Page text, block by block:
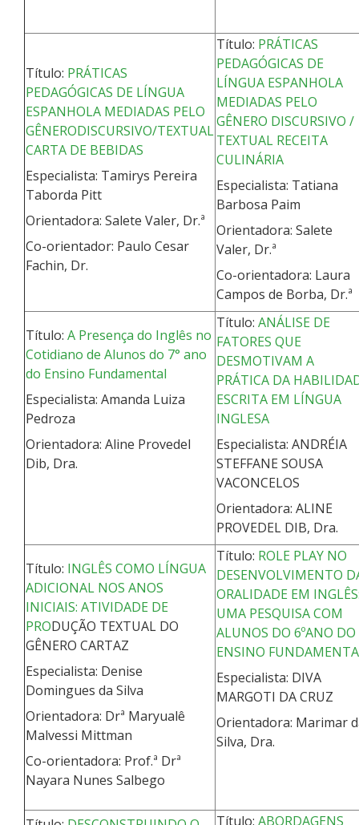
Título: PRÁTICAS
PEDAGÓGICAS DE LÍNGUA
ESPANHOLA MEDIADAS PELO
GÊNERODISCURSIVO/TEXTUAL
CARTA DE BEBIDAS
Especialista: Tamirys Pereira
Taborda Pitt
Orientadora: Salete Valer, Dr.ª
Co-orientador: Paulo Cesar
Fachin, Dr.
Título: PRÁTICAS
PEDAGÓGICAS DE
LÍNGUA ESPANHOLA
MEDIADAS PELO
GÊNERO DISCURSIVO /
TEXTUAL RECEITA
CULINÁRIA
Especialista: Tatiana
Barbosa Paim
Orientadora: Salete
Valer, Dr.ª
Co-orientadora: Laura
Campos de Borba, Dr.ª
Título: A Presença do Inglês no
Cotidiano de Alunos do 7° ano
do Ensino Fundamental
Especialista: Amanda Luiza
Pedroza
Orientadora: Aline Provedel
Dib, Dra.
Título: ANÁLISE DE
FATORES QUE
DESMOTIVAM A
PRÁTICA DA
ESCRITA EM LÍNGUA
INGLESA
Especialista: ANDRÉIA
STEFFANE SOUSA
VACONCELOS
Orientadora: ALINE
PROVEDEL DIB, Dra.
Título: INGLÊS COMO LÍNGUA
ADICIONAL NOS ANOS
INICIAIS: ATIVIDADE DE
PRODUÇÃO TEXTUAL DO
GÊNERO CARTAZ
Especialista: Denise
Domingues da Silva
Orientadora: Drª Maryualê
Malvessi Mittman
Co-orientadora: Prof.ª Drª
Nayara Nunes Salbego
Título: ROLE PLAY NO
DESENVOLVIMENTO
ORALIDADE EM
UMA PESQUISA COM
ALUNOS DO 6ºANO DO
ENSINO
Especialista: DIVA
MARGOTI DA CRUZ
Orientadora: Marimar
Silva, Dra.
Título: ABORDAGENS